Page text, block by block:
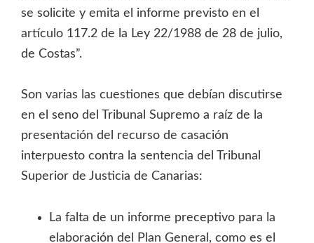
se solicite y emita el informe previsto en el
artículo 117.2 de la Ley 22/1988 de 28 de julio,
de Costas”.
Son varias las cuestiones que debían discutirse
en el seno del Tribunal Supremo a raíz de la
presentación del recurso de casación
interpuesto contra la sentencia del Tribunal
Superior de Justicia de Canarias:
La falta de un informe preceptivo para la
elaboración del Plan General, como es el